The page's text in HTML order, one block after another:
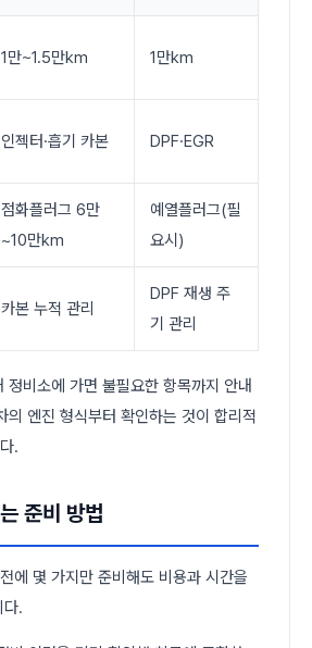
1만~1.5만km 1만km
인젝터·흡기 카본 DPF·EGR
점화플러그 6만
~10만km
예열플러그(필
요시)
카본 누적 관리
DPF 재생 주
기 관리
정비소에 가면 불필요한 항목까지 안내
의 엔진 형식부터 확인하는 것이 합리적
.
준비 방법
에 몇 가지만 준비해도 비용과 시간을
다.